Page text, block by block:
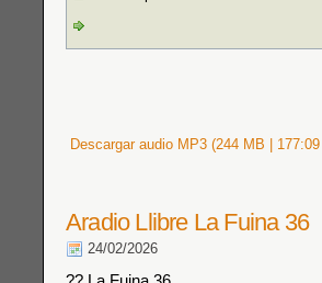
Descargar audio MP3 (244 MB |
Aradio Llibre La Fuina 36
24/02/2026